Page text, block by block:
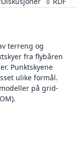
0
terreng og
fra flybåren
Punktskyene
ulike formål.
på grid-